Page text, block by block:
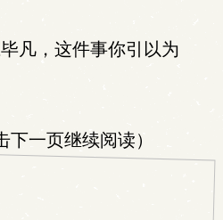
凡，这件事你引以为
一页继续阅读）